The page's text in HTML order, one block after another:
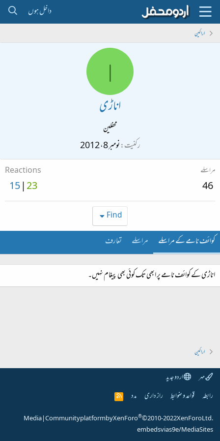
داخل ہوں
اراکین
ا
اناڑی
محفلین
رکنیت نومبر 8، 2012
مراسلے
46
Reactions
23
15
Find
کوائف نامے کے مراسلے مراسلے تعارف
اناڑی کے کوائف نامے پر ابھی تک کوئی بھی پیغام نہیں۔
اراکین
مہر
اردو جدید
رابطہ قواعد و ضوابط راز داری مدد
R
S
Community platform by XenForo®© 2010-2022 XenForo Ltd.
|
Media
embeds via s9e/MediaSites